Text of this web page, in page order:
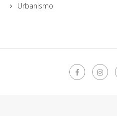
Urbanismo